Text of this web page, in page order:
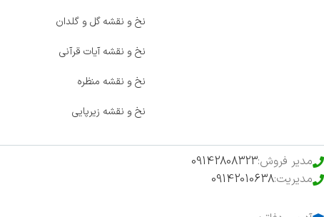
نخ و نقشه گل و گلدان
نخ و نقشه آیات قرآنی
نخ و نقشه منظره
نخ و نقشه زیرپایی
مدیر فروش:09142808323
مدیریت:09142010638